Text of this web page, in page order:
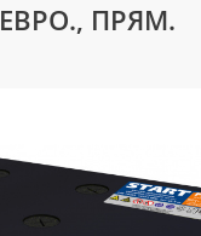
ЕВРО., ПРЯМ.